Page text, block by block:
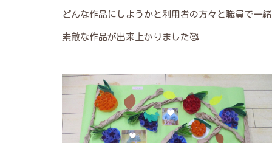
どんな作品にしようかと利用者の方々と職員で一
素敵な作品が出来上がりました🥰